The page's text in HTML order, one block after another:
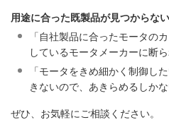
用途に合った既製品が見つからない
「自社製品に合ったモータの
しているモータメーカーに断ら
「モータをきめ細かく制御し
きないので、あきらめるしかな
ぜひ、お気軽にご相談ください。